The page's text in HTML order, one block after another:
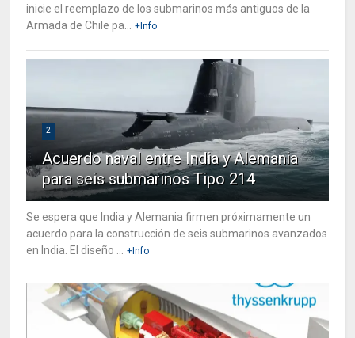
inicie el reemplazo de los submarinos más antiguos de la
Armada de Chile pa...
+Info
2
Acuerdo naval entre India y Alemania
para seis submarinos Tipo 214
Se espera que India y Alemania firmen próximamente un
acuerdo para la construcción de seis submarinos avanzados
en India. El diseño ...
+Info